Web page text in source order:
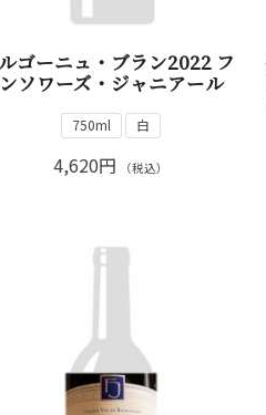
ゴーニュ・ブラン2022 フ
ソワーズ・ジャニアール
750ml 白
4,620円 （税込）